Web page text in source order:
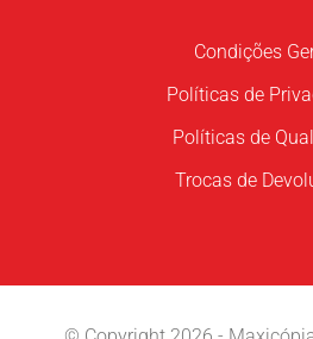
Condições
Políticas de
Políticas de
Trocas de